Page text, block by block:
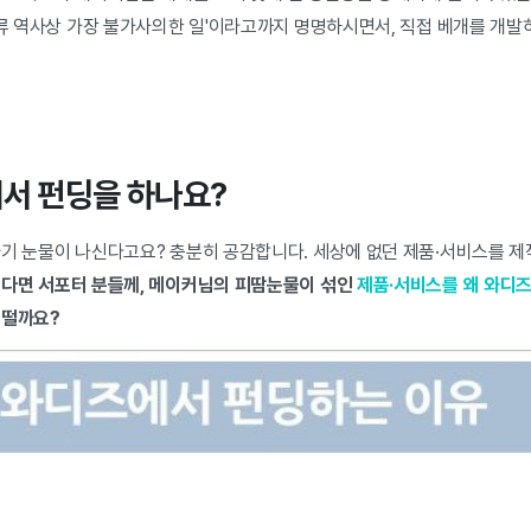
역사상 가장 불가사의한 일'이라고까지 명명하시면서, 직접 베개를 개발
펀딩을 하나요?
눈물이 나신다고요? 충분히 공감합니다. 세상에 없던 제품·서비스를
면 서포터 분들께, 메이커님의 피땀눈물이 섞인 제품·서비스를 왜 와디
까요?